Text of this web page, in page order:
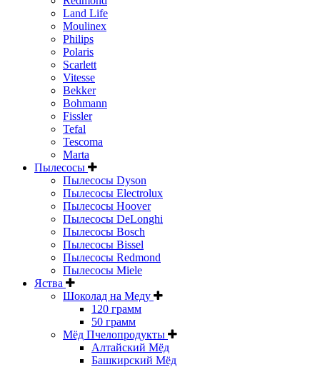
Land Life
Moulinex
Philips
Polaris
Scarlett
Vitesse
Bekker
Bohmann
Fissler
Tefal
Tescoma
Marta
Пылесосы
Пылесосы Dyson
Пылесосы Electrolux
Пылесосы Hoover
Пылесосы DeLonghi
Пылесосы Bosch
Пылесосы Bissel
Пылесосы Redmond
Пылесосы Miele
Яства
Шоколад на Меду
120 грамм
50 грамм
Мёд Пчелопродукты
Алтайский Мёд
Башкирский Мёд